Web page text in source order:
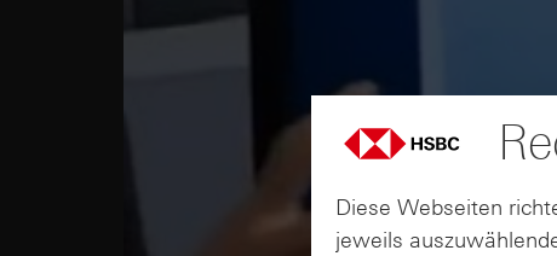
Diese Webseiten
jeweils